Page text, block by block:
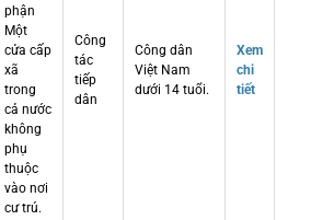
phận
Một
cửa cấp
xã
trong
cả nước
không
phụ
thuộc
vào nơi
cư trú.
Công
tác
tiếp
dân
Công dân
Việt Nam
dưới 14 tuổi.
Xem
chi
tiết